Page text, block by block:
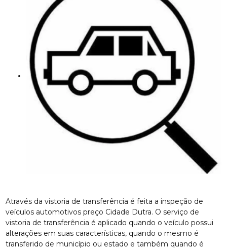
Através da vistoria de transferência é feita a inspeção de
veículos automotivos preço Cidade Dutra. O serviço de
vistoria de transferência é aplicado quando o veículo possui
alterações em suas características, quando o mesmo é
transferido de município ou estado e também quando é